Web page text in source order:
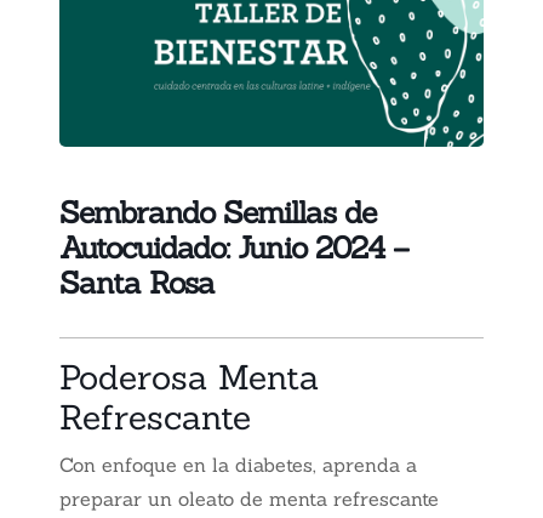
Sembrando Semillas de
Autocuidado: Junio 2024 –
Santa Rosa
Poderosa Menta
Refrescante
Con enfoque en la diabetes, aprenda a
preparar un oleato de menta refrescante